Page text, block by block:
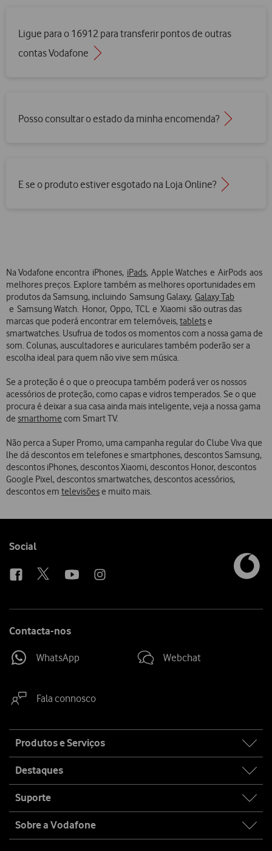
Ligue para o 16912 para transferir pontos de outras
contas Vodafone
Posso consultar o estado da minha encomenda?
E se o produto estiver esgotado na Loja Online?
Na Vodafone encontra iPhones, iPads, Apple Watches e AirPods aos
melhores preços. Explore também as melhores oportunidades em
produtos da Samsung, incluindo Samsung Galaxy, Galaxy Tab
e Samsung Watch. Honor, Oppo, TCL e Xiaomi são outras das
marcas que poderá encontrar em telemóveis,tabletse
smartwatches. Usufrua de todos os momentos com a nossa gama de
som. Colunas, auscultadores e auriculares também poderão ser a
escolha ideal para quem não vive sem música.
Se a proteção é o que o preocupa também poderá ver os nossos
acessórios de proteção, como capas e vidros temperados. Se o que
procura é deixar a sua casa ainda mais inteligente, veja a nossa gama
de smarthome com Smart TV.
Não perca a Super Promo, uma campanha regular do Clube Viva que
lhe dá descontos em telefones e smartphones, descontos Samsung,
descontos iPhones, descontos Xiaomi, descontos Honor, descontos
Google Pixel, descontos smartwatches, descontos acessórios,
descontos em televisõese muito mais.
Follow
Social
Contacta-nos
WhatsApp Webchat
Fala connosco
map
Produtos e Serviços
Destaques
Suporte
Sobre a Vodafone